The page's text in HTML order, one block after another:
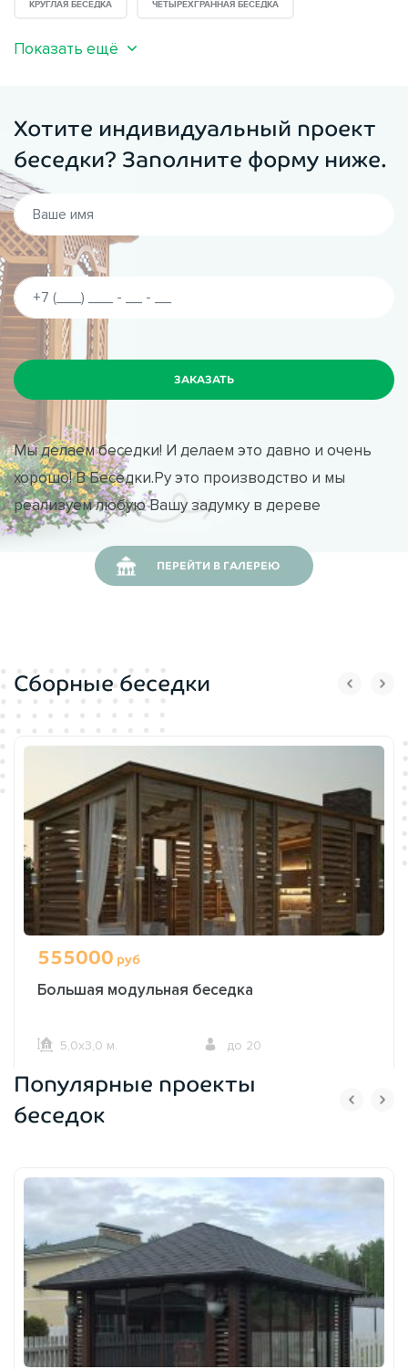
КРУГЛАЯ БЕСЕДКА ЧЕТЫРЕХГРАННАЯ БЕСЕДКА
Показать ещё
Хотите индивидуальный проект
беседки? Заполните форму ниже.
Мы делаем беседки! И делаем это давно и очень
хорошо! В Беседки.Ру это производство и мы
реализуем любую Вашу задумку в дереве
ПЕРЕЙТИ В ГАЛЕРЕЮ
Сборные беседки
555000 руб
Большая модульная беседка
5,0х3,0 м. до 20
ОФОРМИТЬ ЗАКАЗ
Популярные проекты
беседок